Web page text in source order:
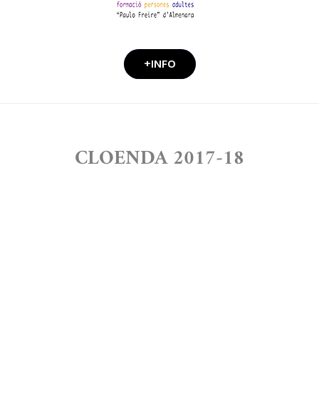
+INFO
CLOENDA 2017-18